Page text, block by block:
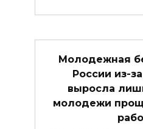
Молодежная
России из-
выросла
молодежи